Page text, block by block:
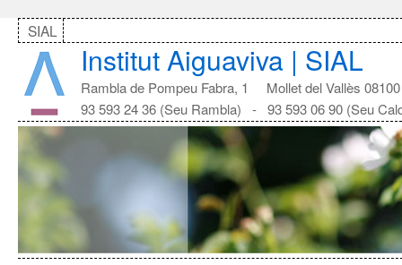
SIAL
Institut Aiguaviva | SIAL
Rambla de Pompeu Fabra, 1 Mollet del Vallès 08100
93 593 24 36 (Seu Rambla) - 93 593 06 90 (Seu